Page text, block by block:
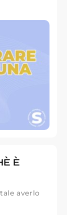
È
averlo